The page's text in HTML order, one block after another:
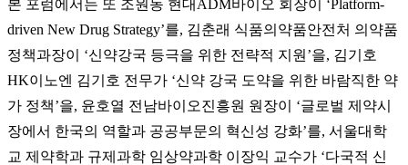
본 포럼에서는 또 조원동 현대ADM바이오 회장이 ‘Platform-
driven New Drug Strategy’를, 김춘래 식품의약품안전처 의약품
정책과장이 ‘신약강국 등극을 위한 전략적 지원’을, 김기호
HK이노엔 김기호 전무가 ‘신약 강국 도약을 위한 바람직한 약
가 정책’을, 윤호열 전남바이오진흥원 원장이 ‘글로벌 제약시
장에서 한국의 역할과 공공부문의 혁신성 강화’를, 서울대학
교 제약학과 규제과학 임상약과학 이장익 교수가 ‘다국적 신